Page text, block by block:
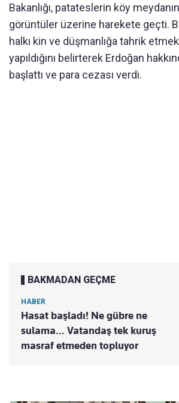
Bakanlığı, patateslerin köy
görüntüler üzerine harekete geçti.
halkı kin ve düşmanlığa tahrik
yapıldığını belirterek Erdoğan
başlattı ve para cezası verdi.
BAKMADAN GEÇME
HABER
Hasat başladı! Ne gübre ne
sulama… Vatandaş tek kuruş
masraf etmeden topluyor